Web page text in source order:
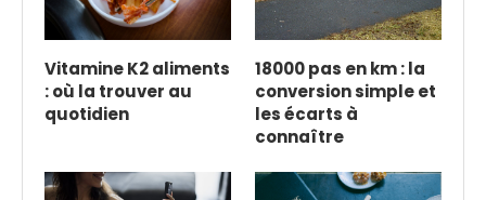
Vitamine K2 aliments
: où la trouver au
quotidien
18000 pas en km : la
conversion simple et
les écarts à
connaître